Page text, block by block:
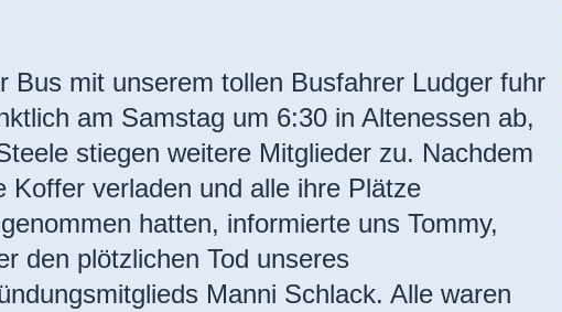
Bus mit unserem tollen Busfahrer Ludger fuhr
am Samstag um 6:30 in Altenessen ab,
stiegen weitere Mitglieder zu. Nachdem
Koffer verladen und alle ihre Plätze
hatten, informierte uns Tommy,
den plötzlichen Tod unseres
Manni Schlack. Alle waren